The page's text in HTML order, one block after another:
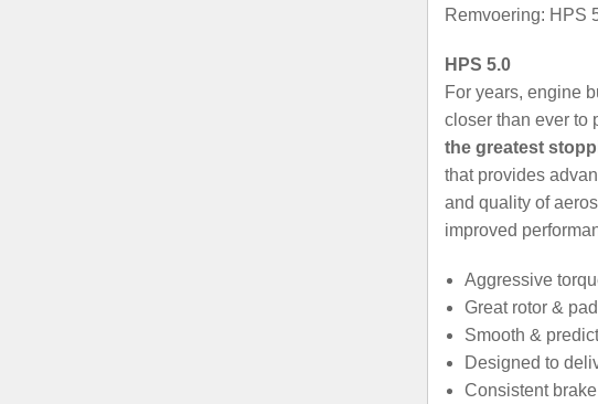
Remvoering: HPS
HPS 5.0
For years, engine
closer than ever to
the greatest
that provides
and quality of
improved
Aggressive
Great rotor &
Smooth &
Designed to
Consistent